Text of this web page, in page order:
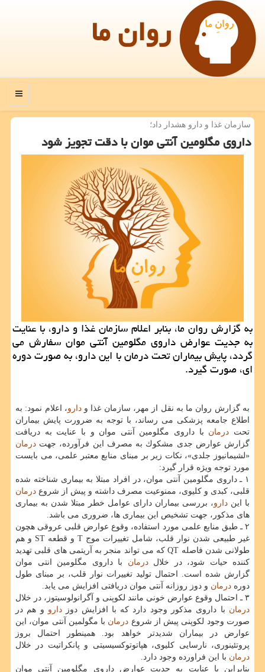
روان ما
منو
سازمان غذا و دارو هشدار داد؛
داروی مگلومین آنتی موان با دقت تجویز شود
به گزارش روان ما، بنابر اعلام سازمان غذا و دارو، با عنایت
به جدیت عوارض داروی مگلومین آنتی موان سفارش می
گردد، پایش بیماران تحت درمان با این دارو، به صورت دوره
ای، صورت گیرد.
به گزارش روان ما به نقل از مهر، سازمان غذا ودارو، اعلام نمود: به
اطلاع جامعه پزشكی می رساند، با توجه به ضرورت پایش بیماران
تحت درمان با داروی مگلومین آنتی موان و با عنایت به دریافت
گزارش عوارض جدی مشكوك به مصرف این فرآورده، جهت درمان
«لشیمانیوز جلدی»، نكات زیر بر مبنای منابع معتبر علمی، می بایست
مورد توجه ویژه قرار گیرد:
۱ ـ داروی مگلومین آنتی موان، در افراد مبتلا به بیماری شناخته شده
قلبی، كبدی و كلیوی، ممنوعیت مصرف داشته و پیش از شروع درمان
با این دارو، بررسی بیماران دارای عوامل خطر مبتلا شدن به بیماری
های مذكور، جهت تشخیص این بیماری ها، ضروری می باشد.
۲ ـ طبق منابع علمی مورد استفاده، وقوع عوارض قلبی عروقی هچون
غیر طبیعی شدن نوار قلب، شامل تغییرات موج T و قطعه ST و هم
طولانی شدن فاصله QT كه می تواند منجر به آریتمی های قلبی تهدید
كننده حیات شود، در خلالدرمان با داروی مگلومین انتی موان
گزارش شده است. احتمال تولید تغییرات نوار قلب، بر مبنای طول
دوره درمان و دوز روزانه آنتی موان دریافتی افزایش می یابد.
۳ ـ احتمال وقوع عوارض خونی مانند لكوپنی و آگرانولوسیتوز، در خلال
درمان با داروی مذكور وجود دارد كه با افزایش دوزدارو و هم در
صورت وجود لكوپنی پیش از شروع درمان با مگولمین آنتی موان، این
عوارض در بیماران شدیدتر خواهد بود. همینطور احتمال بروز
پروتئینوری، نارسایی كلیوی، هپاتوتوكسیسیتی و پانكراتیت در خلال
درمان با این فراورده وجود دارد.
بنابراین با عنایت به جدیت عوارض داروی مگلومین آنتی موان